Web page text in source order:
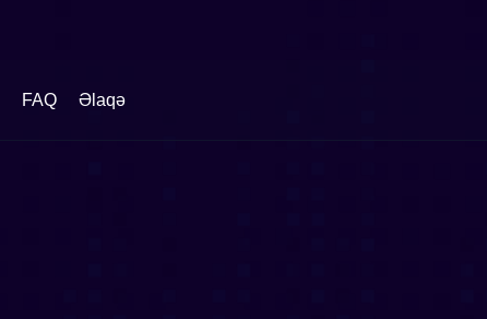
FAQ Əlaqə